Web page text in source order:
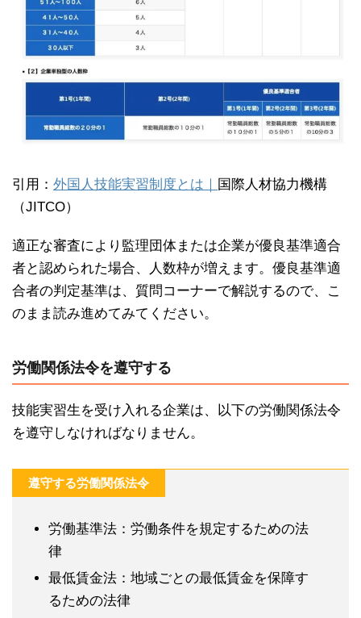
引用： 外国人技能実習制度とは｜ 国際人材協力機構
（JITCO）
適正な審査により監理団体または企業が優良基準適合
者と認められた場合、人数枠が増えます。優良基準適
合者の判定基準は、質問コーナーで解説するので、こ
のまま読み進めてみてください。
労働関係法令を遵守する
技能実習生を受け入れる企業は、以下の労働関係法令
を遵守しなければなりません。
遵守する労働関係法令
労働基準法：労働条件を規定するための法
律
最低賃金法：地域ごとの最低賃金を保障す
るための法律